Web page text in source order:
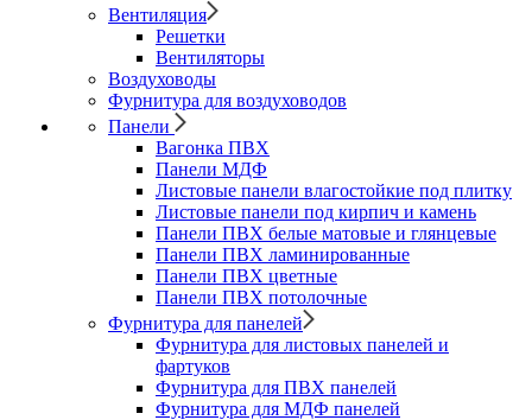
Вентиляция
Решетки
Вентиляторы
Воздуховоды
Фурнитура для воздуховодов
Панели
Вагонка ПВХ
Панели МДФ
Листовые панели влагостойкие под плитку
Листовые панели под кирпич и камень
Панели ПВХ белые матовые и глянцевые
Панели ПВХ ламинированные
Панели ПВХ цветные
Панели ПВХ потолочные
Фурнитура для панелей
Фурнитура для листовых панелей и
фартуков
Фурнитура для ПВХ панелей
Фурнитура для МДФ панелей